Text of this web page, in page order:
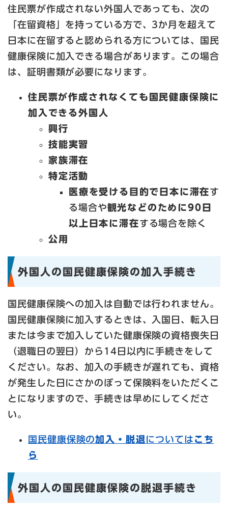
住民票が作成されない外国人であっても、次の
「在留資格」を持っている方で、3か月を超えて
日本に在留すると認められる方については、国民
健康保険に加入できる場合があります。この場合
は、証明書類が必要になります。
住民票が作成されなくても国民健康保険に
加入できる外国人
興行
技能実習
家族滞在
特定活動
医療を受ける目的で日本に滞在す
る場合や観光などのために90日
以上日本に滞在する場合を除く
公用
外国人の国民健康保険の加入手続き
国民健康保険への加入は自動では行われません。
国民健康保険に加入するときは、入国日、転入日
または今まで加入していた健康保険の資格喪失日
（退職日の翌日）から14日以内に手続きをして
ください。なお、加入の手続きが遅れても、資格
が発生した日にさかのぼって保険料をいただくこ
とになりますので、手続きは早めにしてくださ
い。
国民健康保険の加入・脱退については こち
ら
外国人の国民健康保険の脱退手続き